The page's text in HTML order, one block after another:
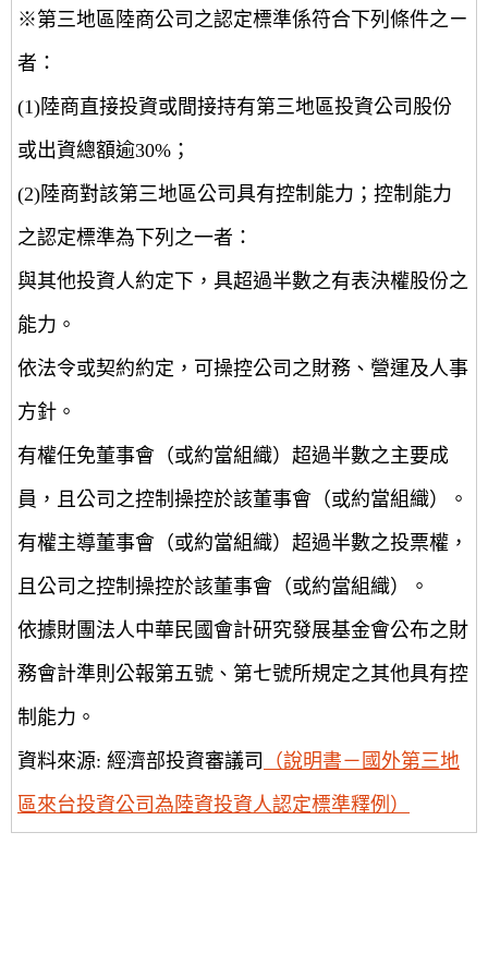
※第三地區陸商公司之認定標準係符合下列條件之ㄧ
者：
(1)陸商直接投資或間接持有第三地區投資公司股份
或出資總額逾30%；
(2)陸商對該第三地區公司具有控制能力；控制能力
之認定標準為下列之一者：
與其他投資人約定下，具超過半數之有表決權股份之
能力。
依法令或契約約定，可操控公司之財務、營運及人事
方針。
有權任免董事會（或約當組織）超過半數之主要成
員，且公司之控制操控於該董事會（或約當組織）。
有權主導董事會（或約當組織）超過半數之投票權，
且公司之控制操控於該董事會（或約當組織）。
依據財團法人中華民國會計研究發展基金會公布之財
務會計準則公報第五號、第七號所規定之其他具有控
制能力。
資料來源: 經濟部投資審議司
（說明書－國外第三地
區來台投資公司為陸資投資人認定標準釋例）